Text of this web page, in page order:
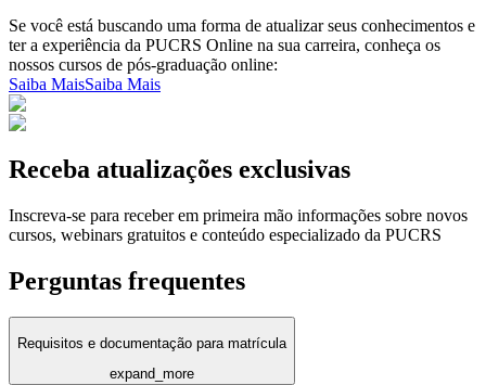
Se você está buscando uma forma de atualizar seus conhecimentos e
ter a experiência da PUCRS Online na sua carreira, conheça os
nossos cursos de pós-graduação online:
Saiba MaisSaiba Mais
Receba atualizações exclusivas
Inscreva-se para receber em primeira mão informações sobre novos
cursos, webinars gratuitos e conteúdo especializado da PUCRS
Perguntas frequentes
Requisitos e documentação para matrícula
expand_more